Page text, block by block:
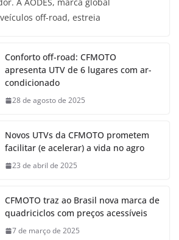
A AODES, marca global
off-road, estreia
Conforto off-road: CFMOTO
apresenta UTV de 6 lugares com ar-
condicionado
28 de agosto de 2025
Novos UTVs da CFMOTO prometem
facilitar (e acelerar) a vida no agro
23 de abril de 2025
CFMOTO traz ao Brasil nova marca de
quadriciclos com preços acessíveis
7 de março de 2025